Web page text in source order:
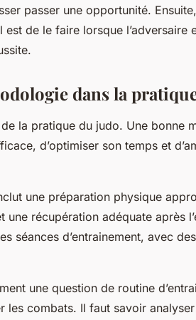
passer une opportunité.
est de le faire lorsque l’adversaire
dans la
la pratique du judo. Une bonne
d’optimiser son temps et
une préparation physique
récupération adéquate après
séances d’entrainement, avec
une question de routine
les combats. Il faut savoir